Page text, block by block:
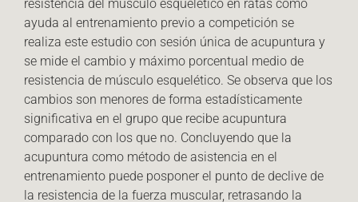
resistencia del músculo esquelético en ratas como
ayuda al entrenamiento previo a competición se
realiza este estudio con sesión única de acupuntura y
se mide el cambio y máximo porcentual medio de
resistencia de músculo esquelético. Se observa que los
cambios son menores de forma estadísticamente
significativa en el grupo que recibe acupuntura
comparado con los que no. Concluyendo que la
acupuntura como método de asistencia en el
entrenamiento puede posponer el punto de declive de
la resistencia de la fuerza muscular, retrasando la